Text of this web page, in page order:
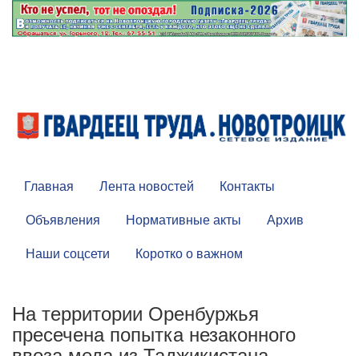
Главная Лента новостей
Контакты
Объявления
Нормативные акты
Архив
Наши соцсети
Коротко о важном
На территории Оренбуржья
пресечена попытка незаконного